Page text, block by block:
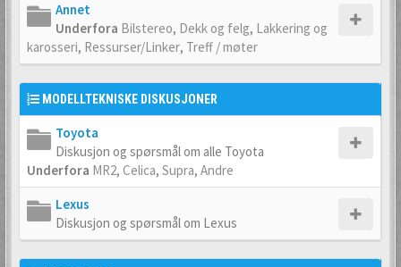
Annet
Underfora Bilstereo, Dekk og felg, Lakkering og
karosseri, Ressurser/Linker, Treff / møter
MODELLTEKNISKE DISKUSJONER
Toyota
Diskusjon og spørsmål om alle Toyota
Underfora MR2, Celica, Supra, Andre
Lexus
Diskusjon og spørsmål om Lexus